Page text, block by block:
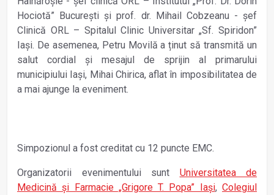
Hociotă” București și prof. dr. Mihail Cobzeanu - șef
Clinică ORL – Spitalul Clinic Universitar „Sf. Spiridon”
Iași. De asemenea, Petru Movilă a ținut să transmită un
salut cordial și mesajul de sprijin al primarului
municipiului Iași, Mihai Chirica, aflat în imposibilitatea de
a mai ajunge la eveniment.
Simpozionul a fost creditat cu 12 puncte EMC.
Organizatorii evenimentului sunt Universitatea de
Medicină și Farmacie „Grigore T. Popa” Iași,Colegiul